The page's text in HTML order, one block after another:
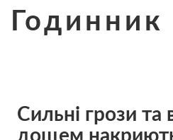
Годинник
Cильні грози та
дощем